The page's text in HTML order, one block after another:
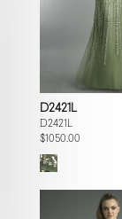
D2421L
D2421L
$1050.00